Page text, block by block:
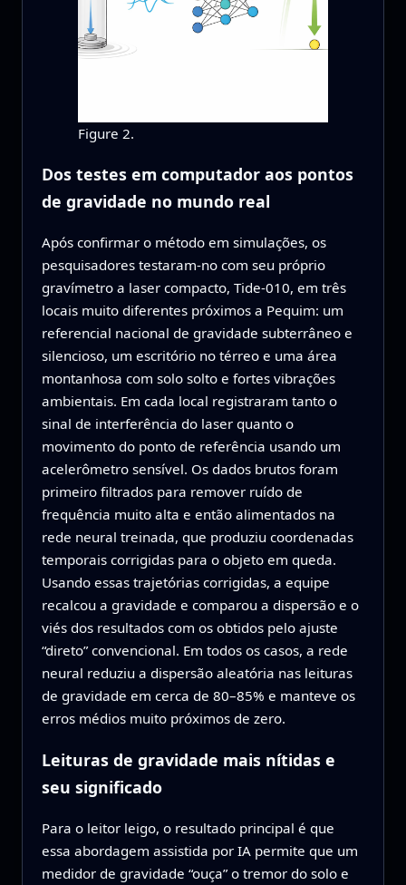
Figure 2.
Dos testes em computador aos pontos
de gravidade no mundo real
Após confirmar o método em simulações, os
pesquisadores testaram-no com seu próprio
gravímetro a laser compacto, Tide‑010, em três
locais muito diferentes próximos a Pequim: um
referencial nacional de gravidade subterrâneo e
silencioso, um escritório no térreo e uma área
montanhosa com solo solto e fortes vibrações
ambientais. Em cada local registraram tanto o
sinal de interferência do laser quanto o
movimento do ponto de referência usando um
acelerômetro sensível. Os dados brutos foram
primeiro filtrados para remover ruído de
frequência muito alta e então alimentados na
rede neural treinada, que produziu coordenadas
temporais corrigidas para o objeto em queda.
Usando essas trajetórias corrigidas, a equipe
recalcou a gravidade e comparou a dispersão e o
viés dos resultados com os obtidos pelo ajuste
“direto” convencional. Em todos os casos, a rede
neural reduziu a dispersão aleatória nas leituras
de gravidade em cerca de 80–85% e manteve os
erros médios muito próximos de zero.
Leituras de gravidade mais nítidas e
seu significado
Para o leitor leigo, o resultado principal é que
essa abordagem assistida por IA permite que um
medidor de gravidade “ouça” o tremor do solo e